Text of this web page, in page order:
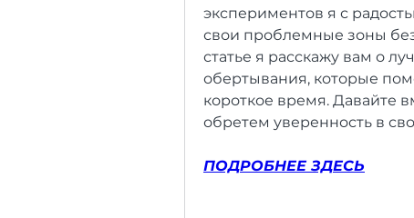
экспериментов я с
свои проблемные зоны
статье я расскажу вам о
обертывания, которые
короткое время. Давайте
обретем уверенность в
ПОДРОБНЕЕ ЗДЕСЬ